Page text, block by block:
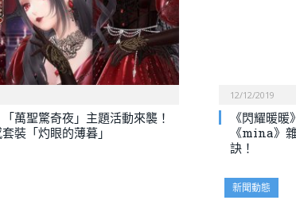
「萬聖驚奇夜」主題活動來襲！
裝「灼眼的薄暮」
12/12/2019
《閃耀暖
《mina》
訣！
新聞動態